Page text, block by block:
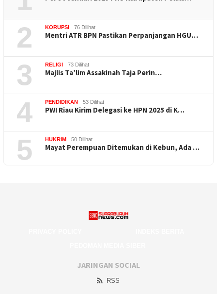
2 KORUPSI 76 Dilihat
Mentri ATR BPN Pastikan Perpanjangan HGU…
3 RELIGI 73 Dilihat
Majlis Ta’lim Assakinah Taja Perin…
4 PENDIDIKAN 53 Dilihat
PWI Riau Kirim Delegasi ke HPN 2025 di K…
5 HUKRIM 50 Dilihat
Mayat Perempuan Ditemukan di Kebun, Ada …
JARINGAN SOCIAL
RSS